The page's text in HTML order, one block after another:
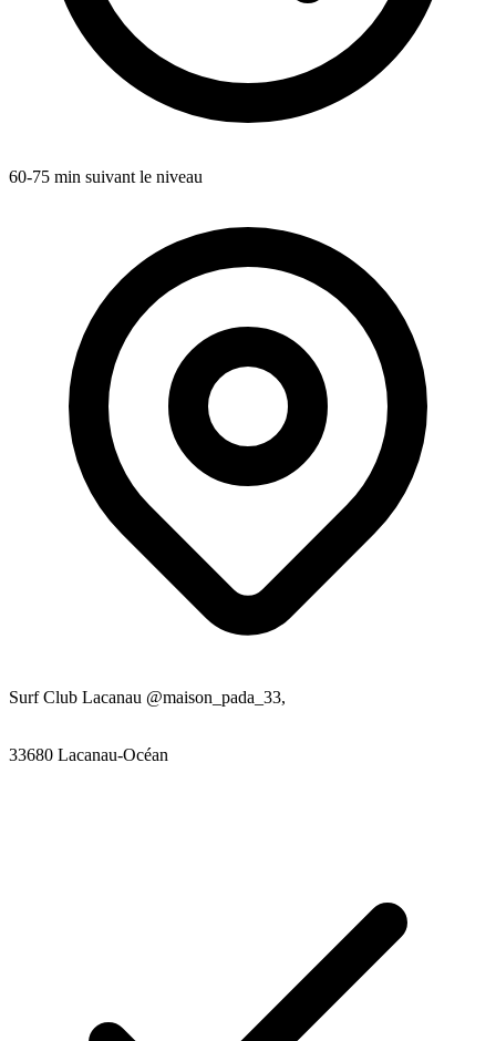
60-75 min suivant le niveau
Surf Club Lacanau @maison_pada_33,
33680 Lacanau-Océan